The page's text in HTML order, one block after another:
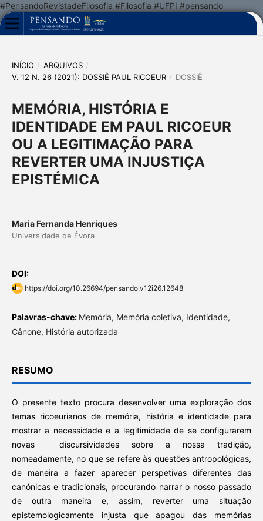
#PensandoRevistadeFilosofia #Filosofia #UFPI #pensando
INÍCIO / ARQUIVOS /
V. 12 N. 26 (2021): DOSSIÊ PAUL RICOEUR / DOSSIÊ
MEMÓRIA, HISTÓRIA E
IDENTIDADE EM PAUL RICOEUR
OU A LEGITIMAÇÃO PARA
REVERTER UMA INJUSTIÇA
EPISTÉMICA
Maria Fernanda Henriques
Universidade de Évora
DOI:
https://doi.org/10.26694/pensando.v12i26.12648
Palavras-chave: Memória, Memória coletiva, Identidade,
Cânone, História autorizada
RESUMO
O presente texto procura desenvolver uma exploração dos
temas ricoeurianos de memória, história e identidade para
mostrar a necessidade e a legitimidade de se configurarem
novas discursividades sobre a nossa tradição,
nomeadamente, no que se refere às questões antropológicas,
de maneira a fazer aparecer perspetivas diferentes das
canónicas e tradicionais, procurando narrar o nosso passado
de outra maneira e, assim, reverter uma situação
epistemologicamente injusta que apagou das memórias